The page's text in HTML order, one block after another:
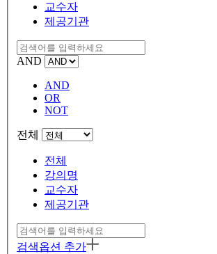
교수자
제공기관
AND
AND
OR
NOT
전체
전체
강의명
교수자
제공기관
검색옵션 추가